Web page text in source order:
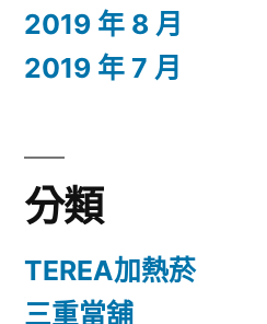
2019 年 8 月
2019 年 7 月
分類
TEREA加熱菸
三重當舖